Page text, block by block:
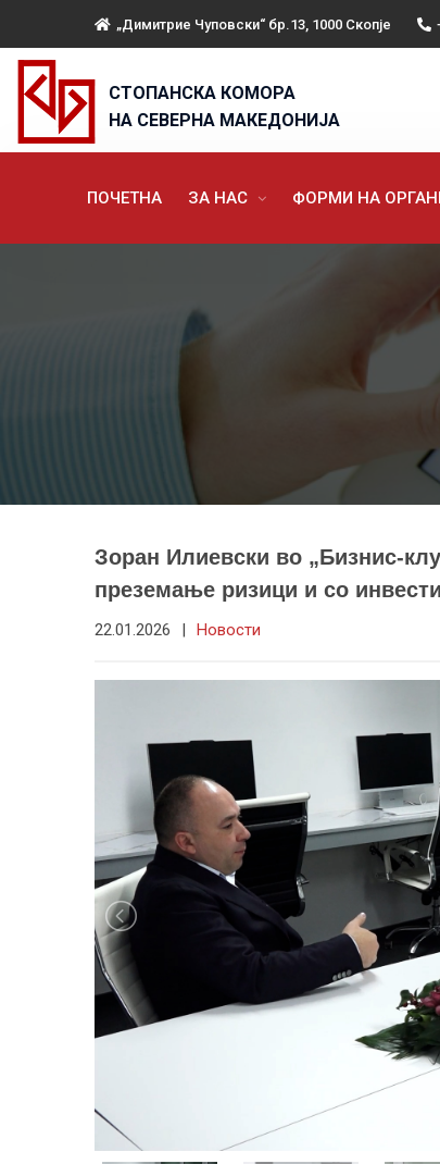
„Димитрие Чуповски“ бр.13, 1000 Скопје
СТОПАНСКА КОМОРА
НА СЕВЕРНА МАКЕДОНИЈА
ПОЧЕТНА ЗА НАС ФОРМИ НА
Зоран Илиевски во „Бизнис-
преземање ризици и со
22.01.2026 | Новости